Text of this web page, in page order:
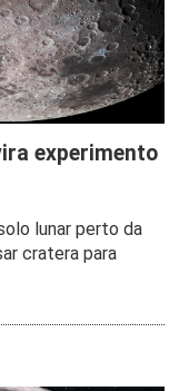
experimento
lunar perto da
cratera para